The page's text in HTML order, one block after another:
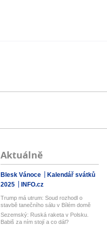
Aktuálně
Blesk Vánoce
Kalendář svátků
2025
INFO.cz
Trump má utrum: Soud rozhodl o
stavbě tanečního sálu v Bílém domě
Sezemský: Ruská raketa v Polsku.
Babiš za ním stojí a co dál?